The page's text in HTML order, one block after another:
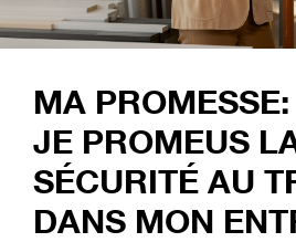
LA
AU TRAVAIL
ENTREPRISE.